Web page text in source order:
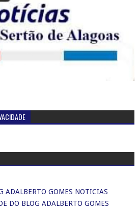
ADALBERTO GOMES NOTICIAS
DO BLOG ADALBERTO GOMES